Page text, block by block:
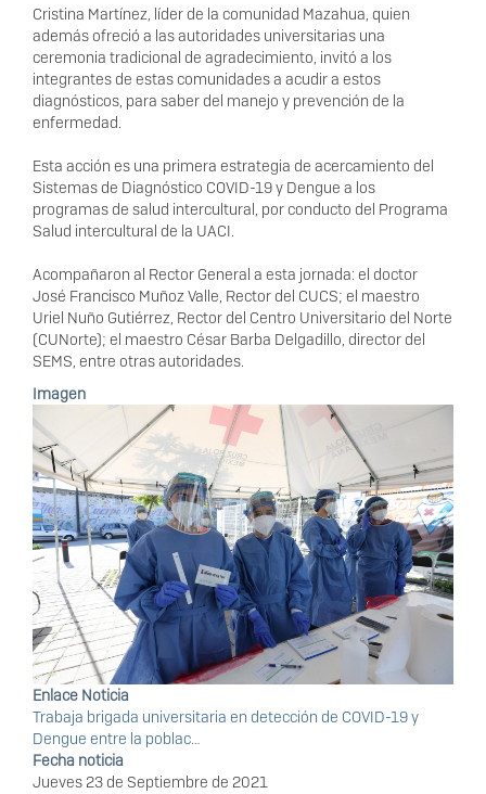
Cristina Martínez, líder de la comunidad Mazahua, quien
además ofreció a las autoridades universitarias una
ceremonia tradicional de agradecimiento, invitó a los
integrantes de estas comunidades a acudir a estos
diagnósticos, para saber del manejo y prevención de la
enfermedad.
Esta acción es una primera estrategia de acercamiento del
Sistemas de Diagnóstico COVID-19 y Dengue a los
programas de salud intercultural, por conducto del Programa
Salud intercultural de la UACI.
Acompañaron al Rector General a esta jornada: el doctor
José Francisco Muñoz Valle, Rector del CUCS; el maestro
Uriel Nuño Gutiérrez, Rector del Centro Universitario del Norte
(CUNorte); el maestro César Barba Delgadillo, director del
SEMS, entre otras autoridades.
Imagen
Enlace Noticia
Trabaja brigada universitaria en detección de COVID-19 y
Dengue entre la poblac…
Fecha noticia
Jueves 23 de Septiembre de 2021